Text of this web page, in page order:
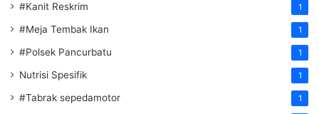
#Kanit Reskrim 1
#Meja Tembak Ikan 1
#Polsek Pancurbatu 1
Nutrisi Spesifik 1
#Tabrak sepedamotor 1